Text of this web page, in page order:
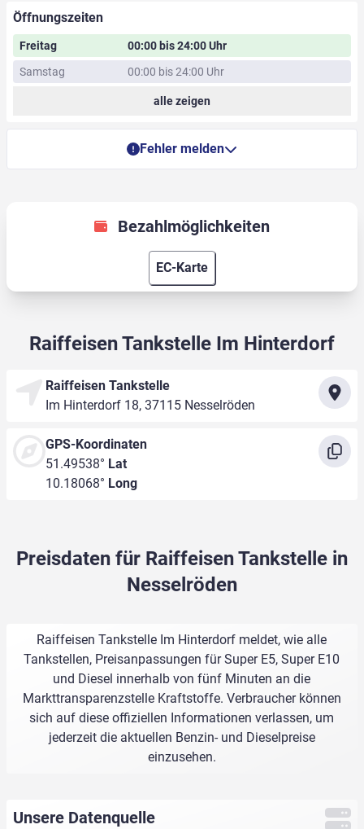
Öffnungszeiten
Freitag
00:00 bis 24:00 Uhr
Samstag
00:00 bis 24:00 Uhr
alle zeigen
Fehler melden
Bezahlmöglichkeiten
EC-Karte
Raiffeisen Tankstelle Im Hinterdorf
Raiffeisen Tankstelle
Im Hinterdorf 18, 37115 Nesselröden
GPS-Koordinaten
51.49538° Lat
10.18068° Long
Preisdaten für Raiffeisen Tankstelle in
Nesselröden
Raiffeisen Tankstelle Im Hinterdorf meldet, wie alle
Tankstellen, Preisanpassungen für Super E5, Super E10
und Diesel innerhalb von fünf Minuten an die
Markttransparenzstelle Kraftstoffe. Verbraucher können
sich auf diese offiziellen Informationen verlassen, um
jederzeit die aktuellen Benzin- und Dieselpreise
einzusehen.
Unsere Datenquelle